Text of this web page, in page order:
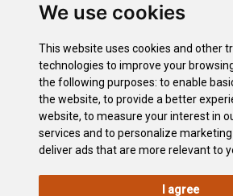
We use cookies
This website uses cookies and other
technologies to improve your
the following purposes: to enable
the website, to provide a better
website, to measure your interest in
services and to personalize
deliver ads that are more relevant to
I agree
Lost and Found
Animal Shelters
Related
Animal refuges and protection societies
"La Tahonilla" Wildlife Recovery Centre